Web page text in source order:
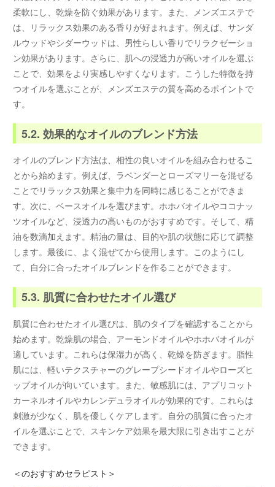
柔軟にし、乾燥を防ぐ効果があります。また、メンズエステで
は、リラックス効果のある香りが好まれます。例えば、サンダ
ルウッドやシダーウッドは、男性らしい香りでリラクゼーショ
ン効果があります。さらに、肌への浸透力が高いオイルを選ぶ
ことで、効果をより実感しやすくなります。こうした特徴を持
つオイルを選ぶことが、メンズエステの質を高めるポイントで
す。
5.2. 効果的なオイルのブレンド方法
オイルのブレンド方法は、相性の良いオイルを組み合わせるこ
とから始めます。例えば、ラベンダーとローズマリーを混ぜる
ことでリラックス効果と集中力を同時に感じることができま
す。次に、ベースオイルを選びます。ホホバオイルやココナッ
ツオイルなど、浸透力の高いものがおすすめです。そして、精
油を数滴加えます。精油の量は、目的や肌の状態に応じて調整
します。最後に、よく混ぜてから使用します。このようにし
て、自分に合ったオイルブレンドを作ることができます。
5.3. 肌質に合わせたオイル選び
肌質に合わせたオイル選びは、肌のタイプを確認することから
始めます。乾燥肌の場合、アーモンドオイルやホホバオイルが
適しています。これらは保湿力が高く、乾燥を防ぎます。脂性
肌には、軽いテクスチャーのグレープシードオイルやローズヒ
ップオイルが向いています。また、敏感肌には、アプリコット
カーネルオイルやカレンデュラオイルが効果的です。これらは
刺激が少なく、肌を優しくケアします。自分の肌質に合ったオ
イルを選ぶことで、スキンケア効果を最大限に引き出すことが
できます。
＜のおすすめセラピスト＞